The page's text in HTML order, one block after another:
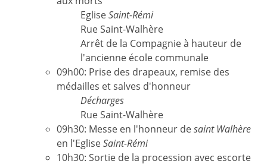
EgliseSaint-Rémi
Rue Saint-Walhère
Arrêt de la Compagnie à hauteur de
l'ancienne école communale
09h00: Prise des drapeaux, remise des
médailles et salves d'honneur
Décharges
Rue Saint-Walhère
09h30: Messe en l'honneur desaint Walhère
en l'EgliseSaint-Rémi
10h30: Sortie de la procession avec escorte